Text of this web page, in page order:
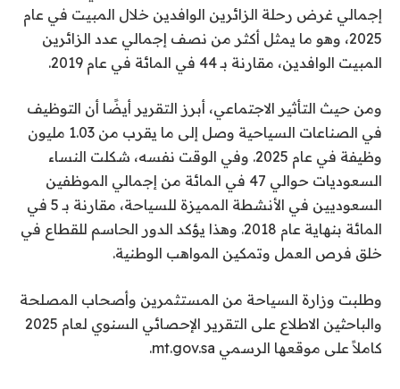
إجمالي غرض رحلة الزائرين الوافدين خلال المبيت في عام
2025، وهو ما يمثل أكثر من نصف إجمالي عدد الزائرين
المبيت الوافدين، مقارنة بـ 44 في المائة في عام 2019.
ومن حيث التأثير الاجتماعي، أبرز التقرير أيضًا أن التوظيف
في الصناعات السياحية وصل إلى ما يقرب من 1.03 مليون
وظيفة في عام 2025. وفي الوقت نفسه، شكلت النساء
السعوديات حوالي 47 في المائة من إجمالي الموظفين
السعوديين في الأنشطة المميزة للسياحة، مقارنة بـ 5 في
المائة بنهاية عام 2018. وهذا يؤكد الدور الحاسم للقطاع في
خلق فرص العمل وتمكين المواهب الوطنية.
وطلبت وزارة السياحة من المستثمرين وأصحاب المصلحة
والباحثين الاطلاع على التقرير الإحصائي السنوي لعام 2025
كاملاً على موقعها الرسمي mt.gov.sa.